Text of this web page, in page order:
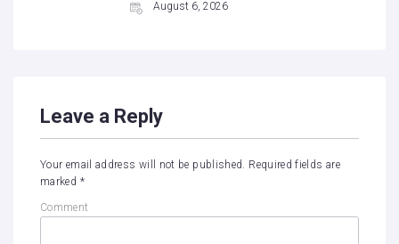
August 6, 2026
Leave a Reply
Your email address will not be published. Required fields are
marked *
Comment